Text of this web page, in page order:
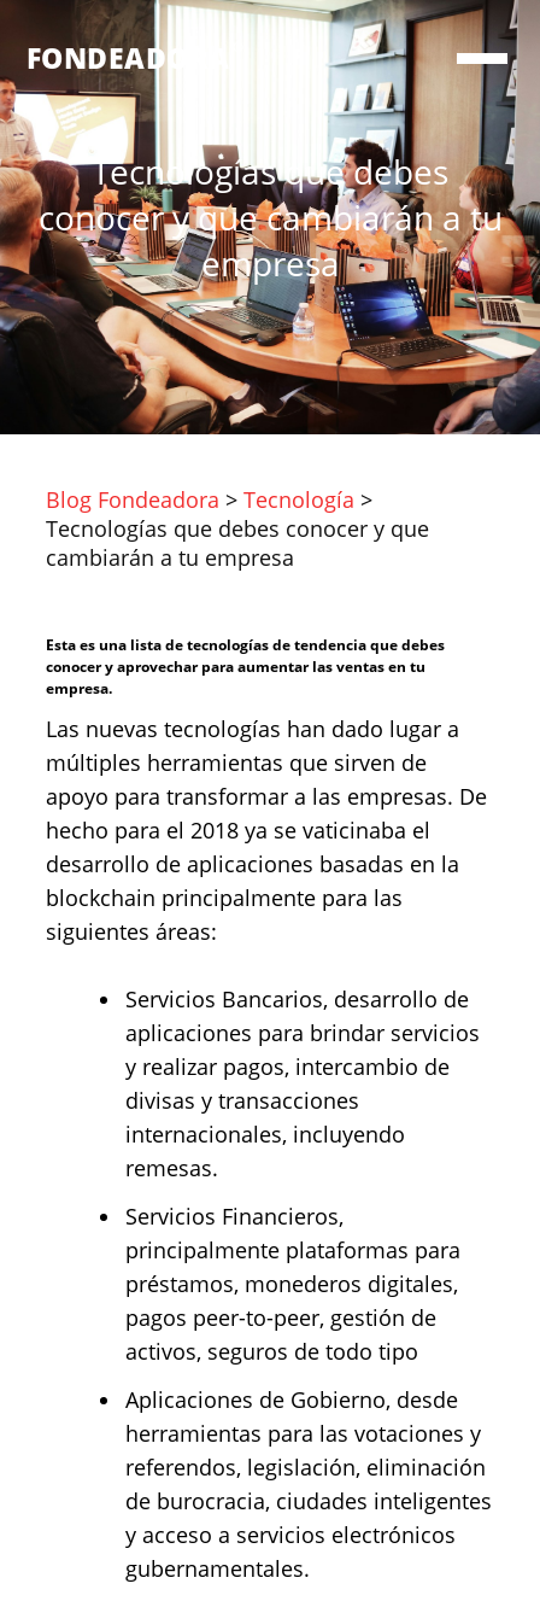
FONDEADORA
Tecnologías que debes
conocer y que cambiarán a tu
empresa
Blog Fondeadora > Tecnología >
Tecnologías que debes conocer y que
cambiarán a tu empresa
Esta es una lista de tecnologías de tendencia que debes
conocer y aprovechar para aumentar las ventas en tu
empresa.
Las nuevas tecnologías han dado lugar a
múltiples herramientas que sirven de
apoyo para transformar a las empresas. De
hecho para el 2018 ya se vaticinaba el
desarrollo de aplicaciones basadas en la
blockchain principalmente para las
siguientes áreas:
Servicios Bancarios, desarrollo de
aplicaciones para brindar servicios
y realizar pagos, intercambio de
divisas y transacciones
internacionales, incluyendo
remesas.
Servicios Financieros,
principalmente plataformas para
préstamos, monederos digitales,
pagos peer-to-peer, gestión de
activos, seguros de todo tipo
Aplicaciones de Gobierno, desde
herramientas para las votaciones y
referendos, legislación, eliminación
de burocracia, ciudades inteligentes
y acceso a servicios electrónicos
gubernamentales.